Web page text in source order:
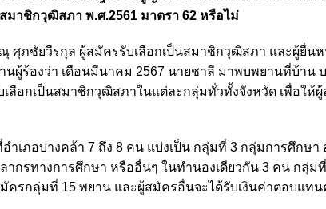
มาชิกวุฒิสภา พ.ศ.2561 มาตรา 62 หรือไม่
ศุภชัยวีรกุล ผู้สมัครรับเลือกเป็นสมาชิกวุฒิสภา และผู้ยื่นห
านผู้ร้องว่า เดือนมีนาคม 2567 นายชาลี มาพบพยานที่บ้าน
เลือกเป็นสมาชิกวุฒิสภาในแต่ละกลุ่มทั่วทั้งจังหวัด เพื่อใ
เภอบางคล้า 7 ถึง 8 คน แบ่งเป็น กลุ่มที่ 3 กลุ่มการศึกษา
ากรทางการศึกษา หรืออื่นๆ ในทำนองเดียวกัน 3 คน กลุ่ม
ครกลุ่มที่ 15 พยาน และผู้สมัครอื่นจะได้รับเงินค่าตอบแทน